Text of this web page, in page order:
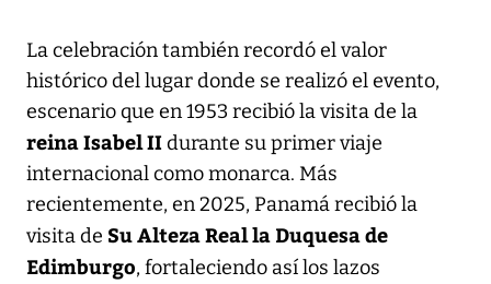
La celebración también recordó el valor
histórico del lugar donde se realizó el evento,
escenario que en 1953 recibió la visita de la
reina Isabel IIdurante su primer viaje
internacional como monarca. Más
recientemente, en 2025, Panamá recibió la
visita de Su Alteza Real la Duquesa de
Edimburgo, fortaleciendo así los lazos